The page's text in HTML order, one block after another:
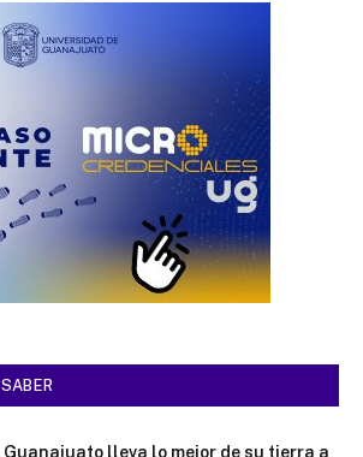
SABER
Guanajuato lleva lo mejor de su tierra a